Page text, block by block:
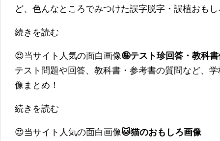
ど、色んなところでみつけた誤字脱字・誤植おも
続きを読む
😍当サイト人気の面白画像🤪テスト珍回答・教科
テスト問題や回答、教科書・参考書の質問など、
像まとめ！
続きを読む
😍当サイト人気の面白画像🐱猫のおもしろ画像